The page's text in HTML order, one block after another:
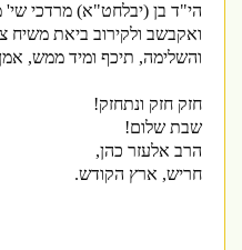
הי"ד בן (יבלחט"א) מרדכי שי'
ואקבשב ולקירוב ביאת משיח
והשלימה, תיכף ומיד ממש, אמן!!
חזק חזק ונתחזק!
שבת שלום!
הרב אלעזר כהן,
חריש, ארץ הקודש.